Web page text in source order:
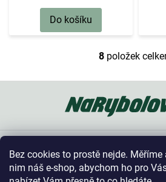
Bez cookies to prostě nejde.
nim náš e-shop, abychom ho pro
Do košíku
O
l
á
d
c
p
r
v
8 položek
a
t
Vše o nákupu